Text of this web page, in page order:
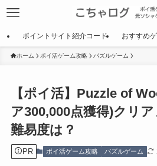
ポイントサイト紹介コード おすすめ
ホーム ポイ活ゲーム攻略 パズルゲーム
【ポイ活】Puzzle of
ア300,000点獲得)クリ
難易度は？
PR ポイ活ゲーム攻略 パズルゲーム